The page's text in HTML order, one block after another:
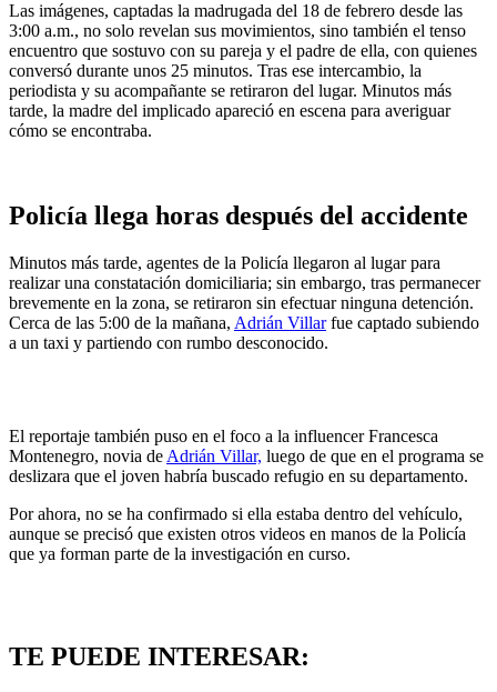
Las imágenes, captadas la madrugada del 18 de febrero desde las
3:00 a.m., no solo revelan sus movimientos, sino también el tenso
encuentro que sostuvo con su pareja y el padre de ella, con quienes
conversó durante unos 25 minutos. Tras ese intercambio, la
periodista y su acompañante se retiraron del lugar. Minutos más
tarde, la madre del implicado apareció en escena para averiguar
cómo se encontraba.
Policía llega horas después del accidente
Minutos más tarde, agentes de la Policía llegaron al lugar para
realizar una constatación domiciliaria; sin embargo, tras permanecer
brevemente en la zona, se retiraron sin efectuar ninguna detención.
Cerca de las 5:00 de la mañana, Adrián Villarfue captado subiendo
a un taxi y partiendo con rumbo desconocido.
El reportaje también puso en el foco a la influencer Francesca
Montenegro, novia de Adrián Villar, luego de que en el programa se
deslizara que el joven habría buscado refugio en su departamento.
Por ahora, no se ha confirmado si ella estaba dentro del vehículo,
aunque se precisó que existen otros videos en manos de la Policía
que ya forman parte de la investigación en curso.
TE PUEDE INTERESAR: